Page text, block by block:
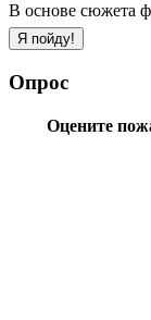
В основе сюжета
Опрос
Оцените